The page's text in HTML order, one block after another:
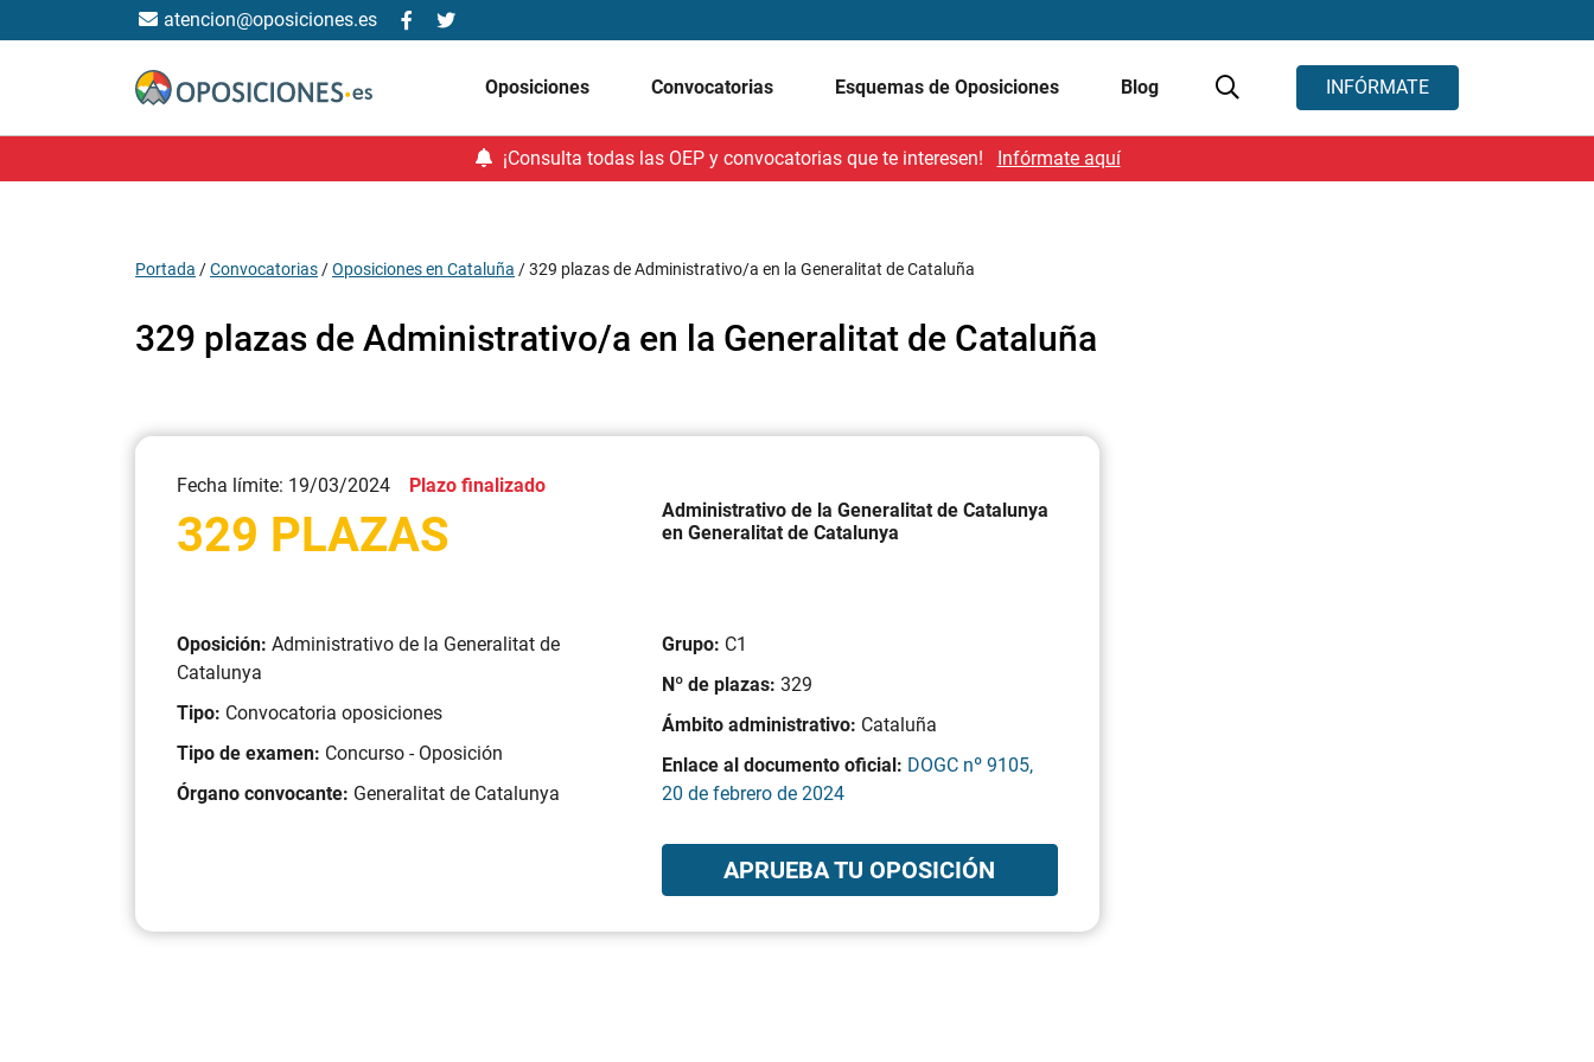
atencion@oposiciones.es
Oposiciones Convocatorias Esquemas de Oposiciones Blog INFÓRMATE
¡Consulta todas las OEP y convocatorias que te interesen! Infórmate aquí
Portada /Convocatorias /Oposiciones en Cataluña /329 plazas de Administrativo/a en la Generalitat de Cataluña
329 plazas de Administrativo/a en la Generalitat de Cataluña
Fecha límite: 19/03/2024 Plazo finalizado
329 PLAZAS
Administrativo de la Generalitat de Catalunya
en Generalitat de Catalunya
Oposición: Administrativo de la Generalitat de
Catalunya
Tipo: Convocatoria oposiciones
Tipo de examen: Concurso - Oposición
Órgano convocante: Generalitat de Catalunya
Grupo: C1
Nº de plazas: 329
Ámbito administrativo: Cataluña
Enlace al documento oficial: DOGC nº 9105,
20 de febrero de 2024
APRUEBA TU OPOSICIÓN